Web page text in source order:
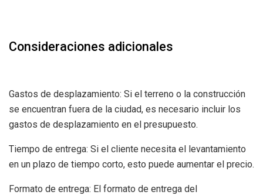
Consideraciones adicionales
Gastos de desplazamiento: Si el terreno o la construcción
se encuentran fuera de la ciudad, es necesario incluir los
gastos de desplazamiento en el presupuesto.
Tiempo de entrega: Si el cliente necesita el levantamiento
en un plazo de tiempo corto, esto puede aumentar el precio.
Formato de entrega: El formato de entrega del